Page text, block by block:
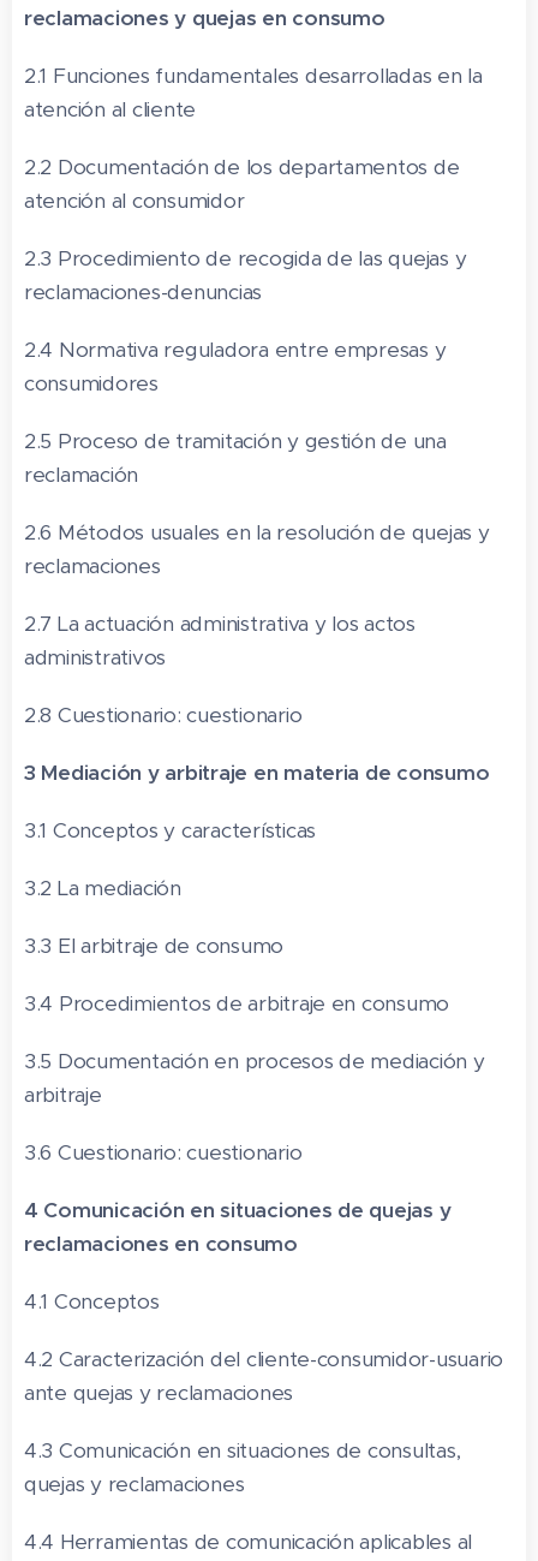
reclamaciones y quejas en consumo
2.1 Funciones fundamentales desarrolladas en la
atención al cliente
2.2 Documentación de los departamentos de
atención al consumidor
2.3 Procedimiento de recogida de las quejas y
reclamaciones-denuncias
2.4 Normativa reguladora entre empresas y
consumidores
2.5 Proceso de tramitación y gestión de una
reclamación
2.6 Métodos usuales en la resolución de quejas y
reclamaciones
2.7 La actuación administrativa y los actos
administrativos
2.8 Cuestionario: cuestionario
3 Mediación y arbitraje en materia de consumo
3.1 Conceptos y características
3.2 La mediación
3.3 El arbitraje de consumo
3.4 Procedimientos de arbitraje en consumo
3.5 Documentación en procesos de mediación y
arbitraje
3.6 Cuestionario: cuestionario
4 Comunicación en situaciones de quejas y
reclamaciones en consumo
4.1 Conceptos
4.2 Caracterización del cliente-consumidor-usuario
ante quejas y reclamaciones
4.3 Comunicación en situaciones de consultas,
quejas y reclamaciones
4.4 Herramientas de comunicación aplicables al